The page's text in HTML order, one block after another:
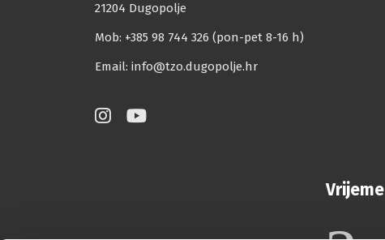
21204 Dugopolje
Mob: +385 98 744 326 (pon-pet 8-16 h)
Email: info@tzo.dugopolje.hr
Vrijeme